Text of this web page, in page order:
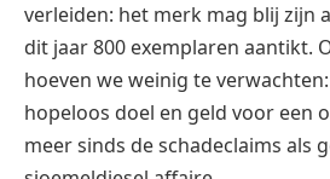
verleiden: het merk mag blij zijn
dit jaar 800 exemplaren aantikt.
hoeven we weinig te
hopeloos doel en geld voor een
meer sinds de schadeclaims als